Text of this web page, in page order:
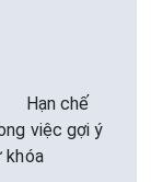
Hạn chế
việc gợi ý
khóa